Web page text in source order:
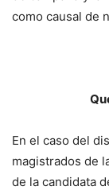
como causal de
En el caso del
magistrados de
de la candidata